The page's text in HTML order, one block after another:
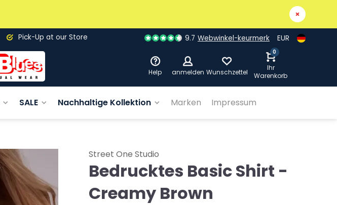
Pick-Up at our Store 9.7 Webwinkel-keurmerk EUR
Help anmelden Wunschzettel
0
Ihr
Warenkorb
SALE Nachhaltige Kollektion Marken Impressum
Street One Studio
Bedrucktes Basic Shirt -
Creamy Brown